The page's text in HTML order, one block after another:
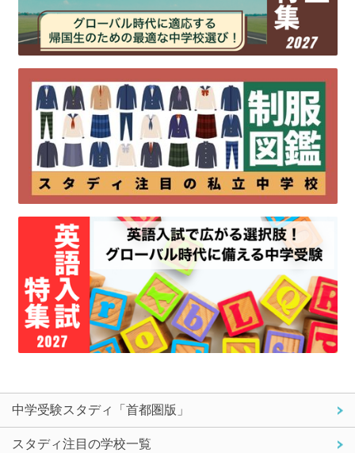
中学受験スタディ「首都圏版」
スタディ注目の学校一覧